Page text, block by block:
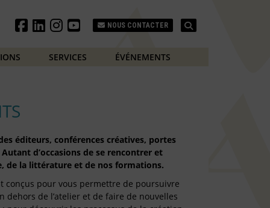
NOUS CONTACTER
SERVICES ÉVÉNEMENTS
éditeurs, conférences créatives, portes
d’occasions de se rencontrer et
de la littérature et de nos formations.
conçus pour vous permettre de poursuivre
dehors de l’atelier et de faire de nouvelles